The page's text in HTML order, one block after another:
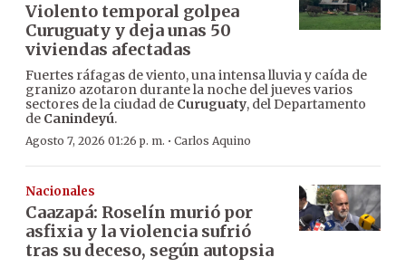
Violento temporal golpea
Curuguaty y deja unas 50
viviendas afectadas
Fuertes ráfagas de viento, una intensa lluvia y caída de
granizo azotaron durante la noche del jueves varios
sectores de la ciudad de Curuguaty, del Departamento
de Canindeyú.
Agosto 7, 2026 01:26 p. m. · Carlos Aquino
Nacionales
Caazapá: Roselín murió por
asfixia y la violencia sufrió
tras su deceso, según autopsia